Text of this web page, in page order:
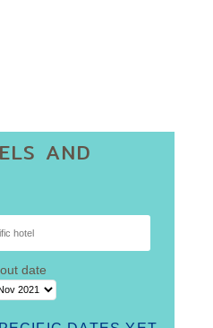
AND
out date